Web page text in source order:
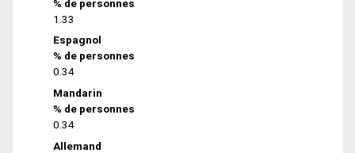
% de personnes
1.33
Espagnol
% de personnes
0.34
Mandarin
% de personnes
0.34
Allemand